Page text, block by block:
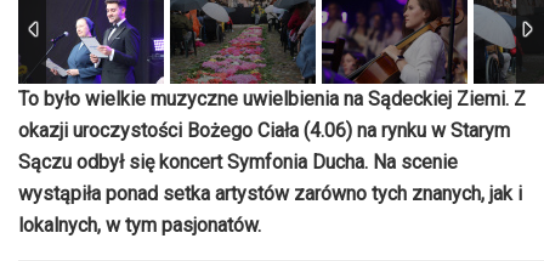
To było wielkie muzyczne uwielbienia na Sądeckiej Ziemi. Z
okazji uroczystości Bożego Ciała (4.06) na rynku w Starym
Sączu odbył się koncert Symfonia Ducha. Na scenie
wystąpiła ponad setka artystów zarówno tych znanych, jak i
lokalnych, w tym pasjonatów.